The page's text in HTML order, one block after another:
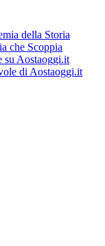
della Storia
che Scoppia
su Aostaoggi.it
di Aostaoggi.it